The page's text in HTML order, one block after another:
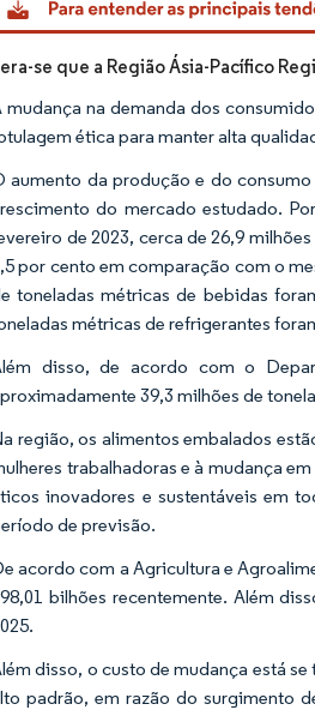
se que a Região Ásia-Pacífico
mudança na demanda dos
ética para manter alta
aumento da produção e do
do mercado estudado.
de 2023, cerca de 26,9
por cento em comparação com o
toneladas métricas de bebidas
métricas de refrigerantes
disso, de acordo com o
39,3 milhões de
região, os alimentos embalados
trabalhadoras e à mudança
inovadores e sustentáveis em
de previsão.
acordo com a Agricultura e
bilhões recentemente. Além
disso, o custo de mudança está
padrão, em razão do surgimento